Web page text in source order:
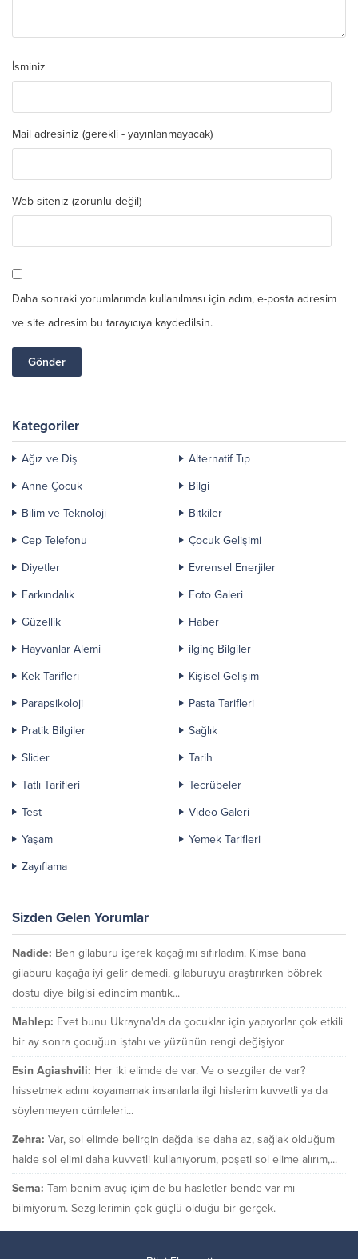
İsminiz
Mail adresiniz (gerekli - yayınlanmayacak)
Web siteniz (zorunlu değil)
Daha sonraki yorumlarımda kullanılması için adım, e-posta adresim
ve site adresim bu tarayıcıya kaydedilsin.
Kategoriler
Ağız ve Diş
Alternatif Tıp
Anne Çocuk
Bilgi
Bilim ve Teknoloji
Bitkiler
Cep Telefonu
Çocuk Gelişimi
Diyetler
Evrensel Enerjiler
Farkındalık
Foto Galeri
Güzellik
Haber
Hayvanlar Alemi
ilginç Bilgiler
Kek Tarifleri
Kişisel Gelişim
Parapsikoloji
Pasta Tarifleri
Pratik Bilgiler
Sağlık
Slider
Tarih
Tatlı Tarifleri
Tecrübeler
Test
Video Galeri
Yaşam
Yemek Tarifleri
Zayıflama
Sizden Gelen Yorumlar
Nadide: Ben gilaburu içerek kaçağımı sıfırladım. Kimse bana
gilaburu kaçağa iyi gelir demedi, gilaburuyu araştırırken böbrek
dostu diye bilgisi edindim mantık...
Mahlep: Evet bunu Ukrayna'da da çocuklar için yapıyorlar çok etkili
bir ay sonra çocuğun iştahı ve yüzünün rengi değişiyor
Esin Agiashvili: Her iki elimde de var. Ve o sezgiler de var?
hissetmek adını koyamamak insanlarla ilgi hislerim kuvvetli ya da
söylenmeyen cümleleri...
Zehra: Var, sol elimde belirgin dağda ise daha az, sağlak olduğum
halde sol elimi daha kuvvetli kullanıyorum, poşeti sol elime alırım,...
Sema: Tam benim avuç içim de bu hasletler bende var mı
bilmiyorum. Sezgilerimin çok güçlü olduğu bir gerçek.